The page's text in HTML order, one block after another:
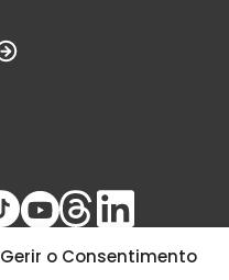
Gerir o Consentimento